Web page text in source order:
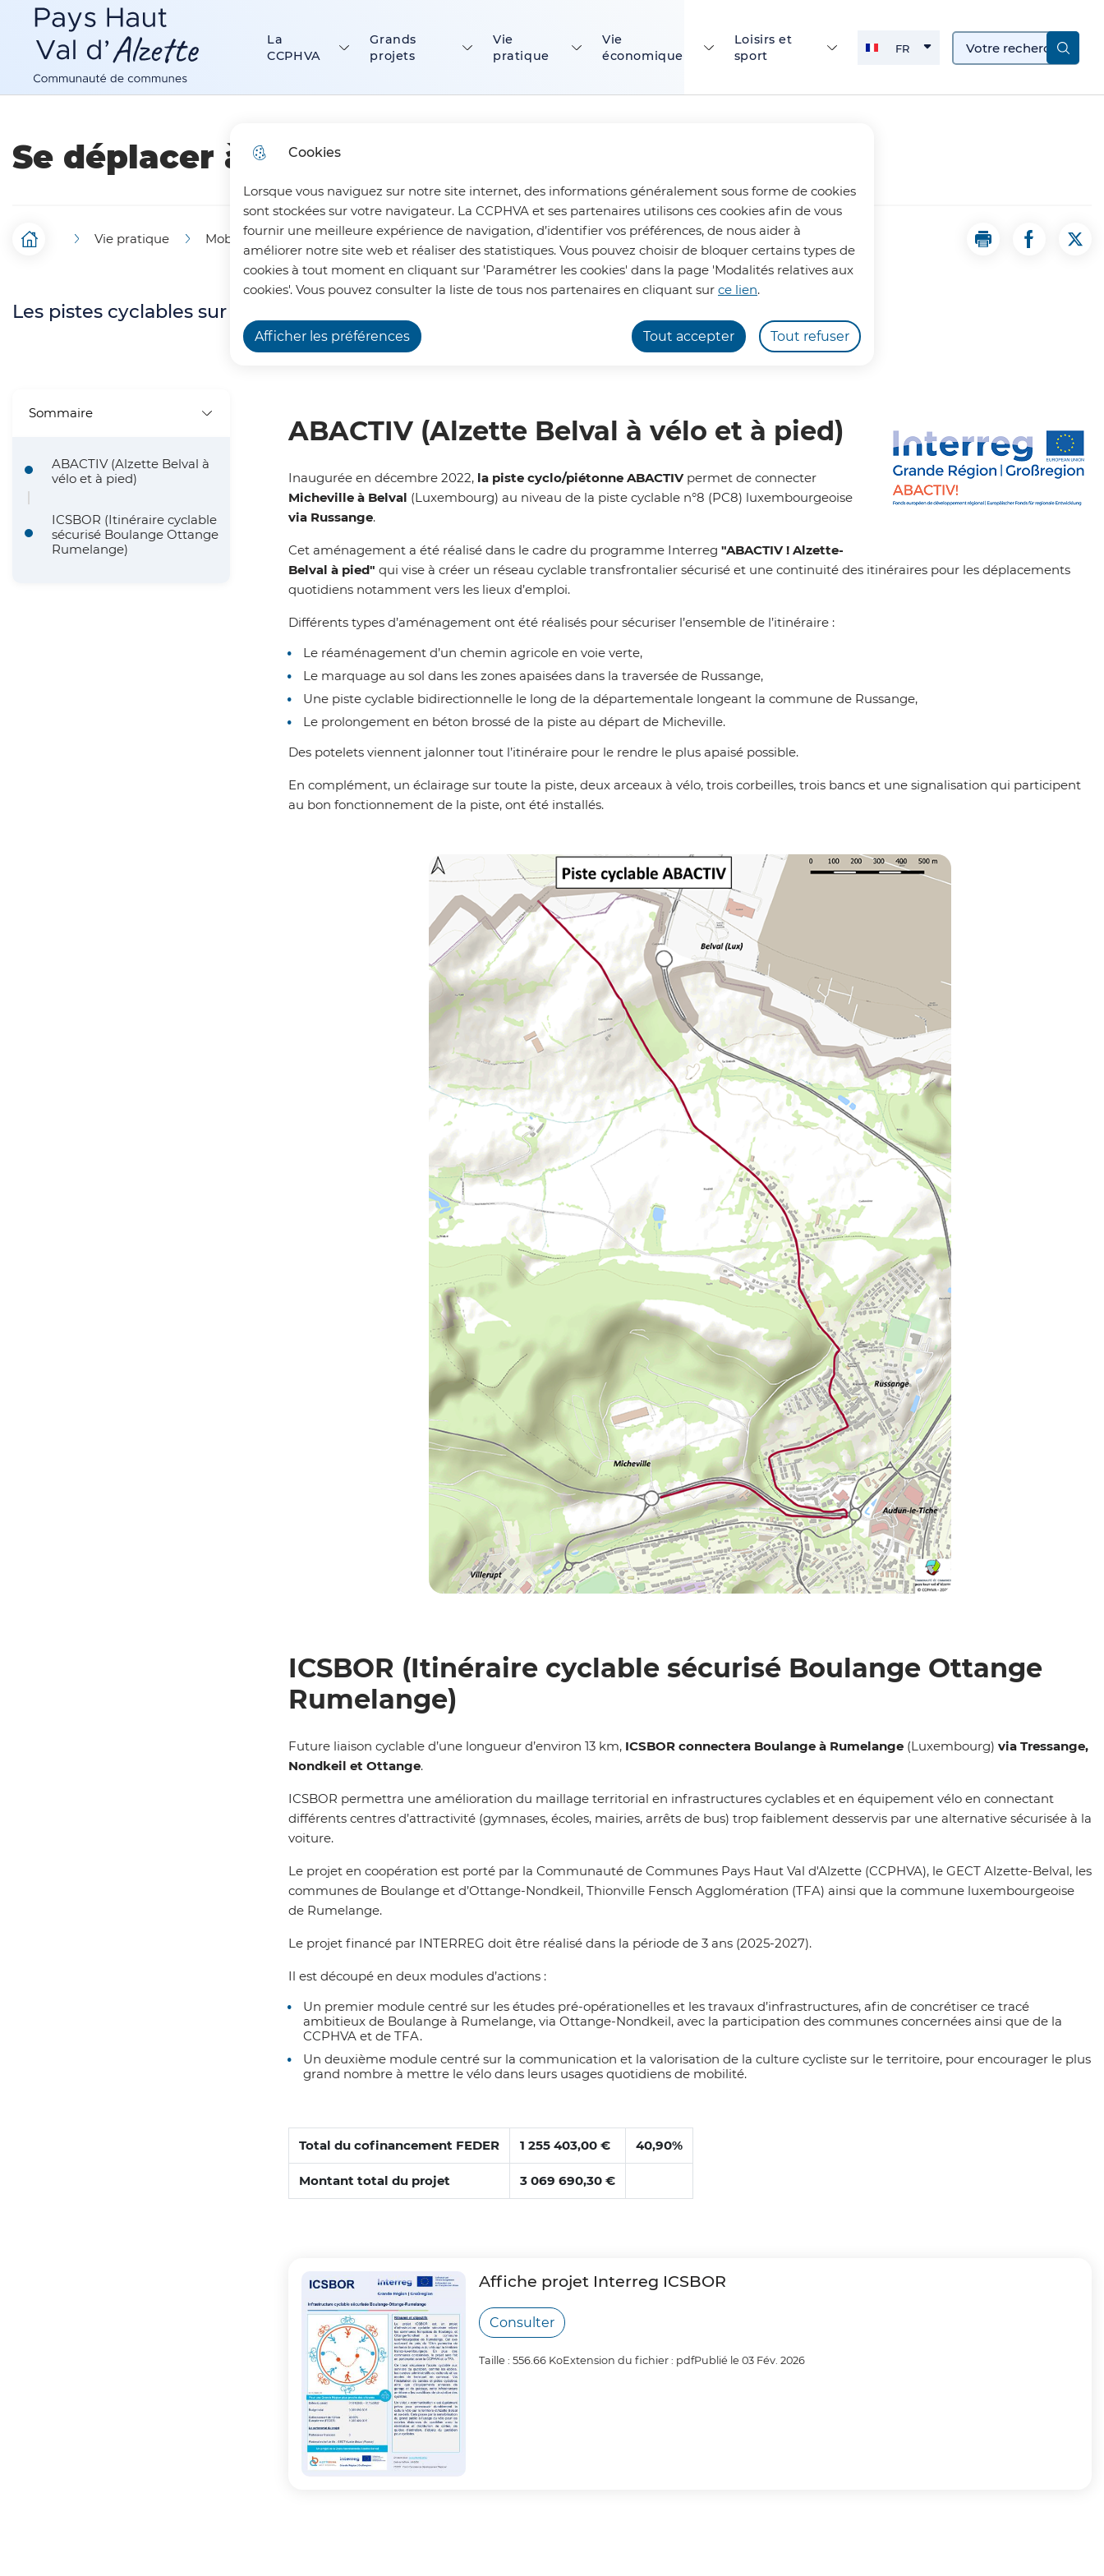
Cookies
Lorsque vous naviguez sur notre site internet, des informations généralement sous forme de cookies
sont stockées sur votre navigateur. La CCPHVA et ses partenaires utilisons ces cookies afin de vous
fournir une meilleure expérience de navigation, d’identifier vos préférences, de nous aider à
améliorer notre site web et réaliser des statistiques. Vous pouvez choisir de bloquer certains types de
cookies à tout moment en cliquant sur 'Paramétrer les cookies' dans la page 'Modalités relatives aux
cookies'. Vous pouvez consulter la liste de tous nos partenaires en cliquant sur ce lien.
Afficher les préférences Tout accepter Tout refuser
Aller au menu Aller à la recherche Aller au contenu principal
Consulter le plan du site
Communauté de Communes Pays Haut Val d’Alzette
a
g
a
t
i
o
n
p
r
La
CCPHVA
Grands
projets
Vie
pratique
Vie
économique
Loisirs et
sport
FR
FRANÇAIS ACTIVE
Se déplacer à vélo
F
l
A
a
n
Accueil Vie pratique Mobilité Se déplacer à vélo Imprimer la page
Partager la
Les pistes cyclables sur le territoire
Sommaire
ABACTIV (Alzette Belval à
vélo et à pied)
ICSBOR (Itinéraire cyclable
sécurisé Boulange Ottange
Rumelange)
ABACTIV (Alzette Belval à vélo et à pied)
Inaugurée en décembre 2022, la piste cyclo/piétonne ABACTIV permet de connecter
Micheville à Belval (Luxembourg) au niveau de la piste cyclable n°8 (PC8) luxembourgeoise
via Russange.
Cet aménagement a été réalisé dans le cadre du programme Interreg "ABACTIV ! Alzette-
Belval à pied" qui vise à créer un réseau cyclable transfrontalier sécurisé et une continuité des itinéraires pour les déplacements
quotidiens notamment vers les lieux d’emploi.
Différents types d’aménagement ont été réalisés pour sécuriser l’ensemble de l’itinéraire :
Le réaménagement d’un chemin agricole en voie verte,
Le marquage au sol dans les zones apaisées dans la traversée de Russange,
Une piste cyclable bidirectionnelle le long de la départementale longeant la commune de Russange,
Le prolongement en béton brossé de la piste au départ de Micheville.
Des potelets viennent jalonner tout l’itinéraire pour le rendre le plus apaisé possible.
En complément, un éclairage sur toute la piste, deux arceaux à vélo, trois corbeilles, trois bancs et une signalisation qui participent
au bon fonctionnement de la piste, ont été installés.
Zoom on image
ICSBOR (Itinéraire cyclable sécurisé Boulange Ottange
Rumelange)
Future liaison cyclable d’une longueur d’environ 13 km, ICSBOR connectera Boulange à Rumelange (Luxembourg) via Tressange,
Nondkeil et Ottange.
ICSBOR permettra une amélioration du maillage territorial en infrastructures cyclables et en équipement vélo en connectant
différents centres d’attractivité (gymnases, écoles, mairies, arrêts de bus) trop faiblement desservis par une alternative sécurisée à la
voiture.
Le projet en coopération est porté par la Communauté de Communes Pays Haut Val d'Alzette (CCPHVA), le GECT Alzette-Belval, les
communes de Boulange et d’Ottange-Nondkeil, Thionville Fensch Agglomération (TFA) ainsi que la commune luxembourgeoise
de Rumelange.
Le projet financé par INTERREG doit être réalisé dans la période de 3 ans (2025-2027).
Il est découpé en deux modules d’actions :
Un premier module centré sur les études pré-opérationelles et les travaux d’infrastructures, afin de concrétiser ce tracé
ambitieux de Boulange à Rumelange, via Ottange-Nondkeil, avec la participation des communes concernées ainsi que de la
CCPHVA et de TFA.
Un deuxième module centré sur la communication et la valorisation de la culture cycliste sur le territoire, pour encourager le plus
grand nombre à mettre le vélo dans leurs usages quotidiens de mobilité.
Total du cofinancement FEDER 1 255 403,00 € 40,90%
Montant total du projet 3 069 690,30 €
Affiche projet Interreg ICSBOR
Consulter
Taille : 556.66 KoExtension du fichier : pdfPublié le 03 Fév. 2026